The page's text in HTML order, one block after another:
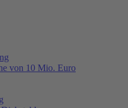
von 10 Mio. Euro